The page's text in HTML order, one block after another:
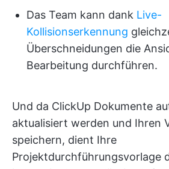
Das Team kann dank Live-
Kollisionserkennung
Überschneidungen die
Bearbeitung durchführen.
Und da ClickUp Dokumente
aktualisiert werden und Ihren
speichern, dient Ihre
Projektdurchführungsvorlage